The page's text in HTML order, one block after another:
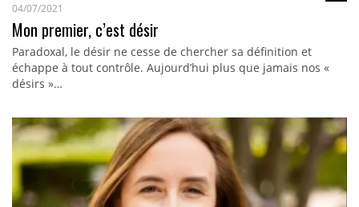
04/07/2021
Mon premier, c’est désir
Paradoxal, le désir ne cesse de chercher sa définition et
échappe à tout contrôle. Aujourd’hui plus que jamais nos «
désirs »…